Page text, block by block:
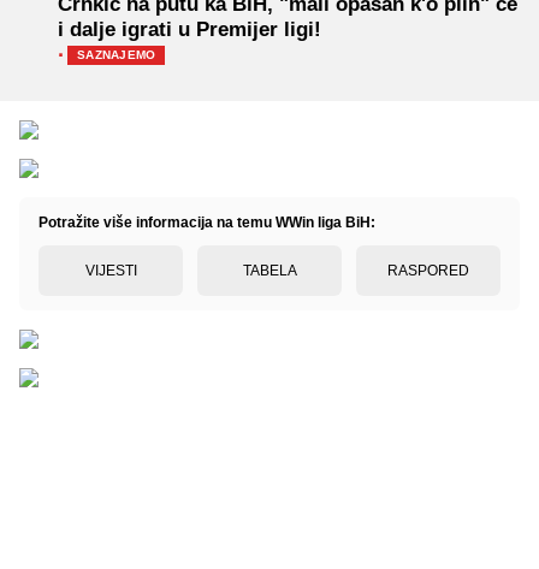
i dalje igrati u Premijer ligi!
· SAZNAJEMO
Potražite više informacija na temu WWin liga BiH:
VIJESTI TABELA RASPORED